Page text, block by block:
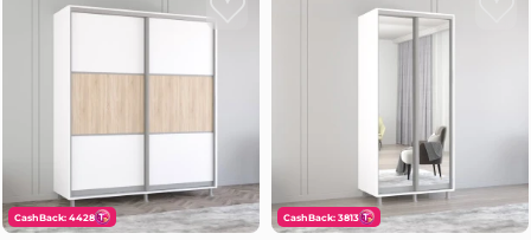
CashBack: 4428 CashBack: 3813